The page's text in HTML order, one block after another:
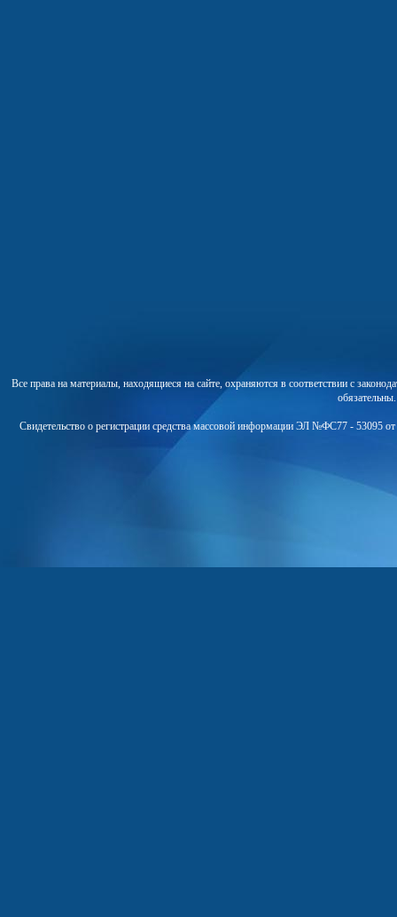
Все права на материалы, находящиеся на сайте, охраняются в соответствии с
Свидетельство о регистрации средства массовой информации ЭЛ №ФС77 - 53095